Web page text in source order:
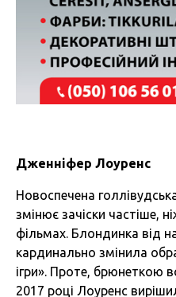
Дженніфер Лоуренс
Новоспечена
змінює зачіски частіше,
фільмах. Блондинка від
кардинально змінила
ігри». Проте, брюнеткою
2017 році Лоуренс